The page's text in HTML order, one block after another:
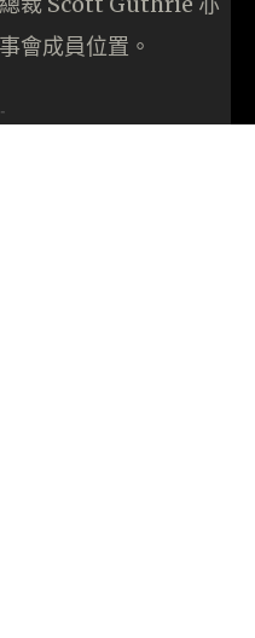
會成員位置。